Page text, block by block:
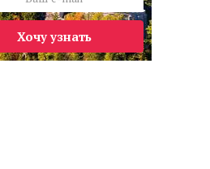
Хочу узнать